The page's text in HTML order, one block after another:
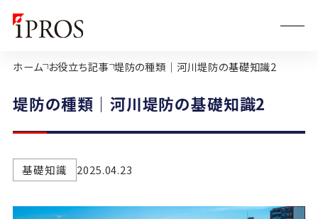
ホーム お役立ち記事 堤防の種類｜河川堤防の基礎知識2
堤防の種類｜河川堤防の基礎知識2
基礎知識 2025.04.23